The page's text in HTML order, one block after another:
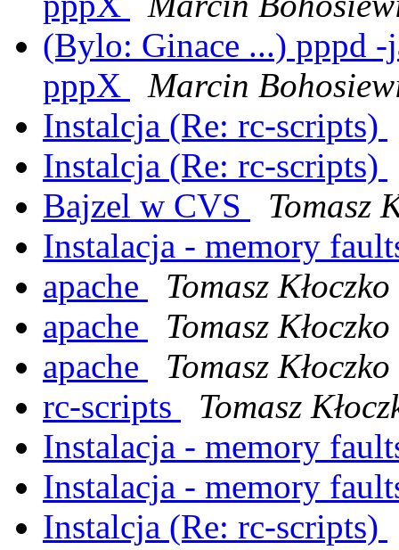
(Bylo: Ginace ...) pppd -
pppX
Marcin
Instalcja (Re: rc-scripts)
Instalcja (Re: rc-scripts)
Bajzel w CVS
Tomasz
Instalacja - memory
apache
Tomasz Kłoczko
apache
Tomasz Kłoczko
apache
Tomasz Kłoczko
rc-scripts
Tomasz
Instalacja - memory
Instalacja - memory
Instalcja (Re: rc-scripts)